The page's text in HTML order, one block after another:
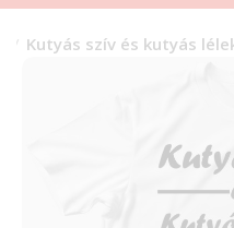
Kutyás szív és kutyás